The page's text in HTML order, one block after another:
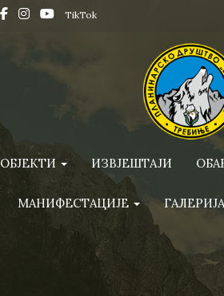
TikTok
ИЗВЈЕШТАЈИ
МАНИФЕСТАЦИЈЕ ГАЛЕРИЈА